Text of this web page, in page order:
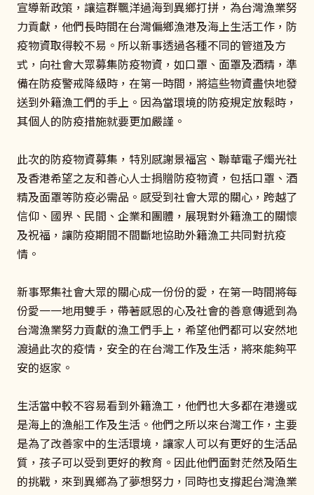
宣導新政策，讓這群飄洋過海到異鄉打拼，為台灣漁業努
力貢獻，他們長時間在台灣偏鄉漁港及海上生活工作，防
疫物資取得較不易。所以新事透過各種不同的管道及方
式，向社會大眾募集防疫物資，如口罩、面罩及酒精，準
備在防疫警戒降級時，在第一時間，將這些物資盡快地發
送到外籍漁工們的手上。因為當環境的防疫規定放鬆時，
其個人的防疫措施就要更加嚴謹。
此次的防疫物資募集，特別感謝景福宮、聯華電子燭光社
及香港希望之友和善心人士捐贈防疫物資，包括口罩、酒
精及面罩等防疫必需品。感受到社會大眾的關心，跨越了
信仰、國界、民間、企業和團體，展現對外籍漁工的關懷
及祝福，讓防疫期間不間斷地協助外籍漁工共同對抗疫
情。
新事聚集社會大眾的關心成一份份的愛，在第一時間將每
份愛一一地用雙手，帶著感恩的心及社會的善意傳遞到為
台灣漁業努力貢獻的漁工們手上，希望他們都可以安然地
渡過此次的疫情，安全的在台灣工作及生活，將來能夠平
安的返家。
生活當中較不容易看到外籍漁工，他們也大多都在港邊或
是海上的漁船工作及生活。他們之所以來台灣工作，主要
是為了改善家中的生活環境，讓家人可以有更好的生活品
質，孩子可以受到更好的教育。因此他們面對茫然及陌生
的挑戰，來到異鄉為了夢想努力，同時也支撐起台灣漁業